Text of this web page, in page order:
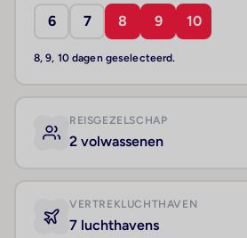
6 7 8 9 10
8, 9, 10 dagen geselecteerd.
REISGEZELSCHAP
2 volwassenen
VERTREKLUCHTHAVEN
7 luchthavens